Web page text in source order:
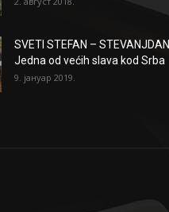
SVETI STEFAN – STEVANJDAN
Jedna od većih slava kod Srba
9. јануар 2019.